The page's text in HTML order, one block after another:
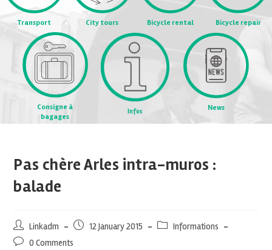
Transport City tours Bicycle rental Bicycle repair
Consigne à
bagages
Infos News
Pas chère Arles intra-muros :
balade
Linkadm 12 January 2015
Informations
0 Comments